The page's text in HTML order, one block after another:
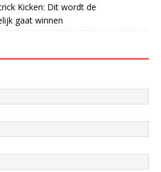
Kicken: Dit wordt de
gaat winnen